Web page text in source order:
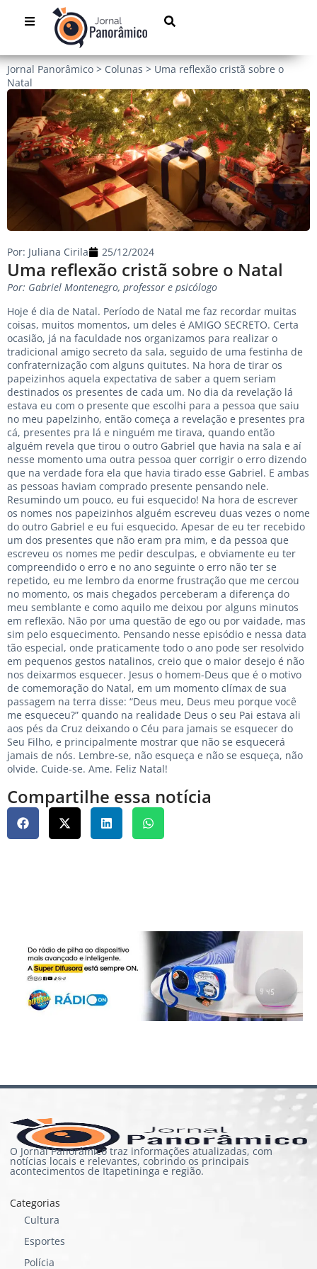
Jornal Panorâmico > Colunas > Uma reflexão cristã sobre o
Natal
Uma reflexão cristã sobre o Natal
Por: Juliana Cirila 25/12/2024
Por: Gabriel Montenegro, professor e psicólogo
Hoje é dia de Natal. Período de Natal me faz recordar muitas
coisas, muitos momentos, um deles é AMIGO SECRETO. Certa
ocasião, já na faculdade nos organizamos para realizar o
tradicional amigo secreto da sala, seguido de uma festinha de
confraternização com alguns quitutes. Na hora de tirar os
papeizinhos aquela expectativa de saber a quem seriam
destinados os presentes de cada um. No dia da revelação lá
estava eu com o presente que escolhi para a pessoa que saiu
no meu papelzinho, então começa a revelação e presentes pra
cá, presentes pra lá e ninguém me tirava, quando então
alguém revela que tirou o outro Gabriel que havia na sala e aí
nesse momento uma outra pessoa quer corrigir o erro dizendo
que na verdade fora ela que havia tirado esse Gabriel. E ambas
as pessoas haviam comprado presente pensando nele.
Resumindo um pouco, eu fui esquecido! Na hora de escrever
os nomes nos papeizinhos alguém escreveu duas vezes o nome
do outro Gabriel e eu fui esquecido. Apesar de eu ter recebido
um dos presentes que não eram pra mim, e da pessoa que
escreveu os nomes me pedir desculpas, e obviamente eu ter
compreendido o erro e no ano seguinte o erro não ter se
repetido, eu me lembro da enorme frustração que me cercou
no momento, os mais chegados perceberam a diferença do
meu semblante e como aquilo me deixou por alguns minutos
em reflexão. Não por uma questão de ego ou por vaidade, mas
sim pelo esquecimento. Pensando nesse episódio e nessa data
tão especial, onde praticamente todo o ano pode ser resolvido
em pequenos gestos natalinos, creio que o maior desejo é não
nos deixarmos esquecer. Jesus o homem-Deus que é o motivo
de comemoração do Natal, em um momento clímax de sua
passagem na terra disse: “Deus meu, Deus meu porque você
me esqueceu?” quando na realidade Deus o seu Pai estava ali
aos pés da Cruz deixando o Céu para jamais se esquecer do
Seu Filho, e principalmente mostrar que não se esquecerá
jamais de nós. Lembre-se, não esqueça e não se esqueça, não
olvide. Cuide-se. Ame. Feliz Natal!
Compartilhe essa notícia
O Jornal Panorâmico traz informações atualizadas, com
notícias locais e relevantes, cobrindo os principais
acontecimentos de Itapetininga e região.
Categorias
Cultura
Esportes
Polícia